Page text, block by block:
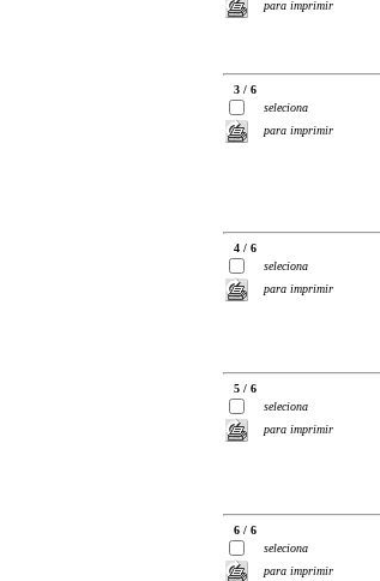
para imprimir
3 / 6
seleciona
para imprimir
4 / 6
seleciona
para imprimir
5 / 6
seleciona
para imprimir
6 / 6
seleciona
para imprimir